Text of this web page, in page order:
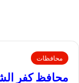
محافظات